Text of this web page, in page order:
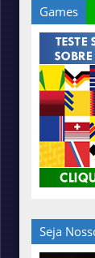
Games
Seja